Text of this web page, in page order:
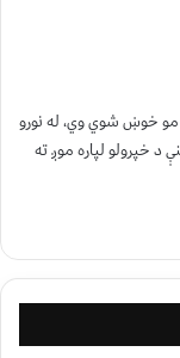
مو خوښ شوي وي، له نورو
خپرولو لپاره موږ ته